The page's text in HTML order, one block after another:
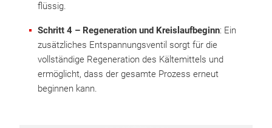
flüssig.
Schritt 4 – Regeneration und Kreislaufbeginn: Ein
zusätzliches Entspannungsventil sorgt für die
vollständige Regeneration des Kältemittels und
ermöglicht, dass der gesamte Prozess erneut
beginnen kann.